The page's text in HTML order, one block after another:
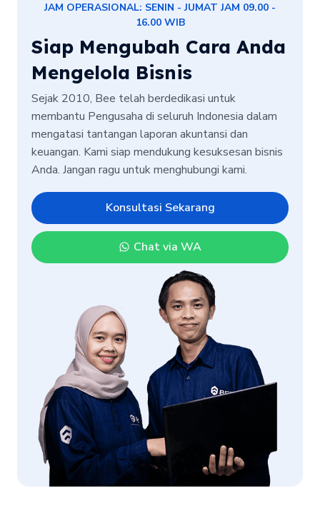
JAM OPERASIONAL: SENIN - JUMAT JAM 09.00 -
16.00 WIB
Siap Mengubah Cara Anda
Mengelola Bisnis
Sejak 2010, Bee telah berdedikasi untuk
membantu Pengusaha di seluruh Indonesia dalam
mengatasi tantangan laporan akuntansi dan
keuangan. Kami siap mendukung kesuksesan bisnis
Anda. Jangan ragu untuk menghubungi kami.
Konsultasi Sekarang
Chat via WA